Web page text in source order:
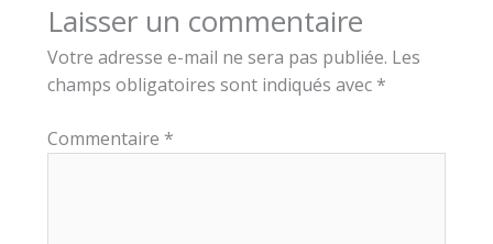
Laisser un commentaire
Votre adresse e-mail ne sera pas publiée. Les
champs obligatoires sont indiqués avec *
Commentaire *